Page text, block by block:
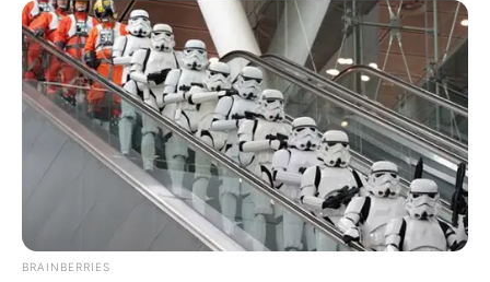
BRAINBERRIES